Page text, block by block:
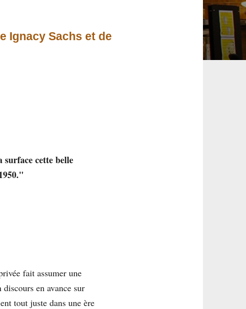
Ignacy Sachs et de
cette belle
fait assumer une
en avance sur
tout juste dans une ère